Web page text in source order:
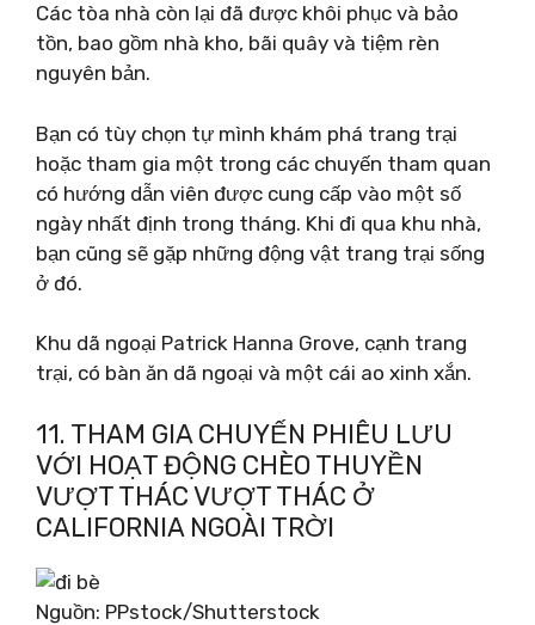
Các tòa nhà còn lại đã được khôi phục và bảo
tồn, bao gồm nhà kho, bãi quây và tiệm rèn
nguyên bản.
Bạn có tùy chọn tự mình khám phá trang trại
hoặc tham gia một trong các chuyến tham quan
có hướng dẫn viên được cung cấp vào một số
ngày nhất định trong tháng. Khi đi qua khu nhà,
bạn cũng sẽ gặp những động vật trang trại sống
ở đó.
Khu dã ngoại Patrick Hanna Grove, cạnh trang
trại, có bàn ăn dã ngoại và một cái ao xinh xắn.
11. THAM GIA CHUYẾN PHIÊU LƯU
VỚI HOẠT ĐỘNG CHÈO THUYỀN
VƯỢT THÁC VƯỢT THÁC Ở
CALIFORNIA NGOÀI TRỜI
Nguồn: PPstock/Shutterstock